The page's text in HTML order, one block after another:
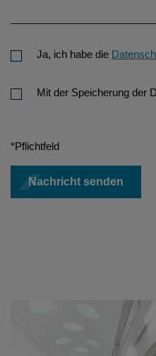
Ja, ich habe die
Mit der Speicherung der
*Pflichtfeld
Nachricht senden